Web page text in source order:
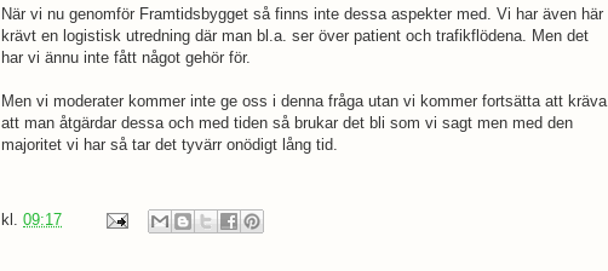
När vi nu genomför Framtidsbygget så finns inte dessa aspekter med. Vi har även här
krävt en logistisk utredning där man bl.a. ser över patient och trafikflödena. Men det
har vi ännu inte fått något gehör för.
Men vi moderater kommer inte ge oss i denna fråga utan vi kommer fortsätta att kräva
att man åtgärdar dessa och med tiden så brukar det bli som vi sagt men med den
majoritet vi har så tar det tyvärr onödigt lång tid.
kl. 09:17